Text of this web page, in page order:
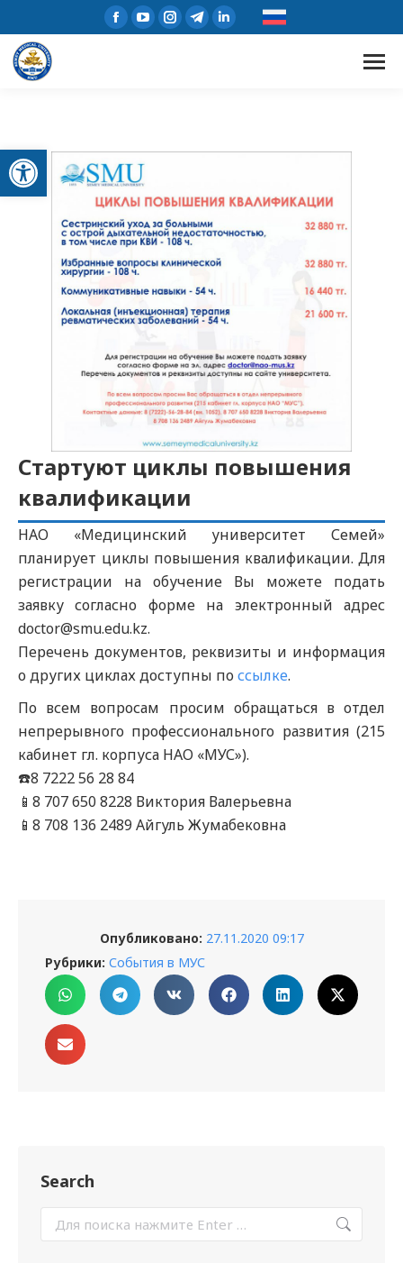
Открыть панель инструментов
Стартуют циклы повышения
квалификации
НАО «Медицинский университет Семей»
планирует циклы повышения квалификации. Для
регистрации на обучение Вы можете подать
заявку согласно форме на электронный адрес
doctor@smu.edu.kz.
Перечень документов, реквизиты и информация
о других циклах доступны поссылке.
По всем вопросам просим обращаться в отдел
непрерывного профессионального развития (215
кабинет гл. корпуса НАО «МУС»).
☎️8 7222 56 28 84
📱8 707 650 8228 Виктория Валерьевна
📱8 708 136 2489 Айгуль Жумабековна
Опубликовано: 27.11.2020 09:17
Рубрики: События в МУС
Search